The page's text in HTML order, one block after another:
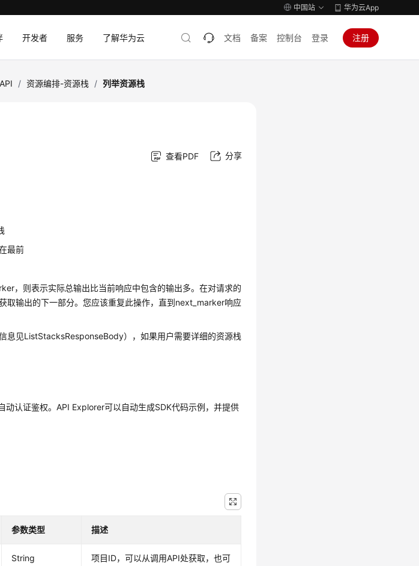
中国站 华为云App
开发者 服务 了解华为云 文档 备案 控制台 登录 注册
API / 资源编排-资源栈 / 列举资源栈
查看PDF 分享
最前
，则表示实际总输出比当前响应中包含的输出多。在对请求的
取输出的下一部分。您应该重复此操作，直到next_marker响应
息见ListStacksResponseBody），如果用户需要详细的资源栈
动认证鉴权。API Explorer可以自动生成SDK代码示例，并提供
参数类型 描述
String
项目ID，可以从调用API处获取，也可